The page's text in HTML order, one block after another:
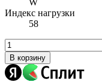
W
Индекс нагрузки
58
В корзину